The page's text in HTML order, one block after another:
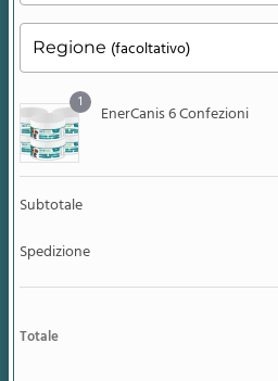
Regione (facoltativo)
1 EnerCanis 6 Confezioni
Subtotale
Spedizione
Totale